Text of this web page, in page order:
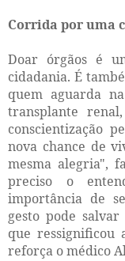
Corrida por uma
Doar órgãos é
cidadania. É
quem aguarda
transplante
conscientização
nova chance de
mesma alegria",
preciso o
importância de
gesto pode
que ressignificou
reforça o médico